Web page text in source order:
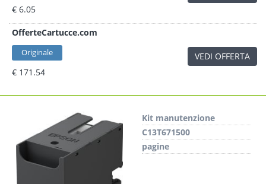
€ 6.05
OfferteCartucce.com
Originale
€ 171.54
VEDI OFFERTA
Kit manutenzione
C13T671500
pagine